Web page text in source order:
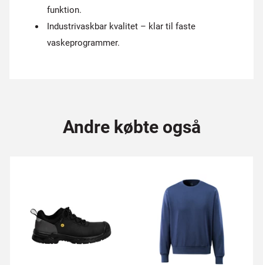
funktion.
Industrivaskbar kvalitet – klar til faste
vaskeprogrammer.
Andre købte også